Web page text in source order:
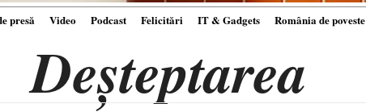
presă Video Podcast Felicitări IT & Gadgets România de poveste
Deșteptarea